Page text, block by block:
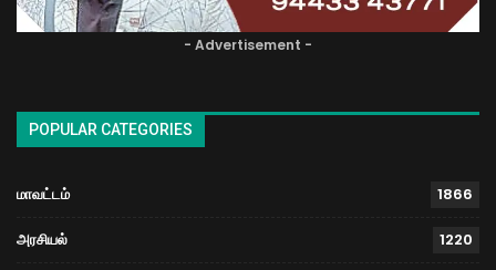
- Advertisement -
POPULAR CATEGORIES
மாவட்டம் 1866
அரசியல் 1220